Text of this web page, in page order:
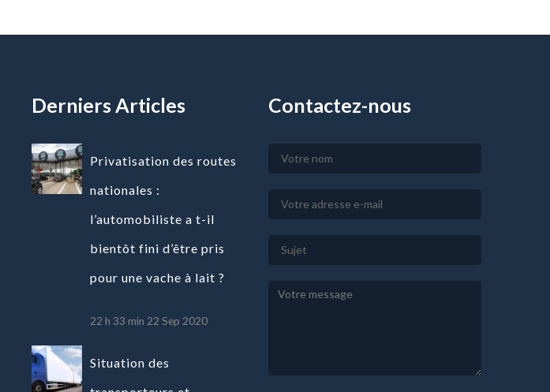
Derniers Articles
Privatisation des routes
nationales :
l’automobiliste a t-il
bientôt fini d’être pris
pour une vache à lait ?
22 h 33 min 22 Sep 2020
Situation des
Contactez-nous